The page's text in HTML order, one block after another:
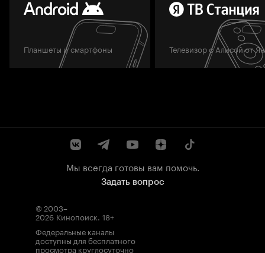
Планшеты и смартфоны Телевизор с Алисой от
Мы всегда готовы вам помочь.
Задать вопрос
© 2003–
2026 Кинопоиск. 18+
Федеральные каналы
доступны для бесплатного
просмотра круглосуточно